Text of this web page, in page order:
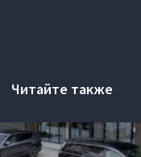
Читайте также